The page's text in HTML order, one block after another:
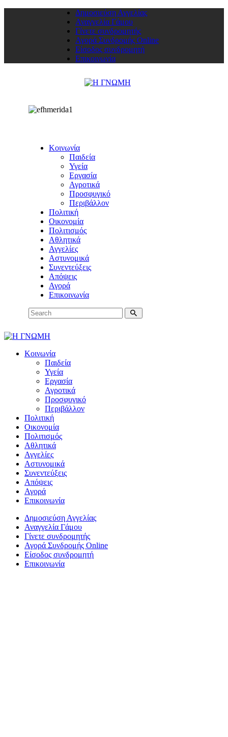
Δημοσιεύση Αγγελίας
Αναγγελία Γάμου
Γίνετε συνδρομητής
Αγορά Συνδρομής Online
Είσοδος συνδρομητή
Επικοινωνία
Κοινωνία
Παιδεία
Υγεία
Εργασία
Αγροτικά
Προσφυγικό
Περιβάλλον
Πολιτική
Οικονομία
Πολιτισμός
Αθλητικά
Αγγελίες
Αστυνομικά
Συνεντεύξεις
Απόψεις
Αγορά
Επικοινωνία
Κοινωνία
Παιδεία
Υγεία
Εργασία
Αγροτικά
Προσφυγικό
Περιβάλλον
Πολιτική
Οικονομία
Πολιτισμός
Αθλητικά
Αγγελίες
Αστυνομικά
Συνεντεύξεις
Απόψεις
Αγορά
Επικοινωνία
Δημοσιεύση Αγγελίας
Αναγγελία Γάμου
Γίνετε συνδρομητής
Αγορά Συνδρομής Online
Είσοδος συνδρομητή
Επικοινωνία